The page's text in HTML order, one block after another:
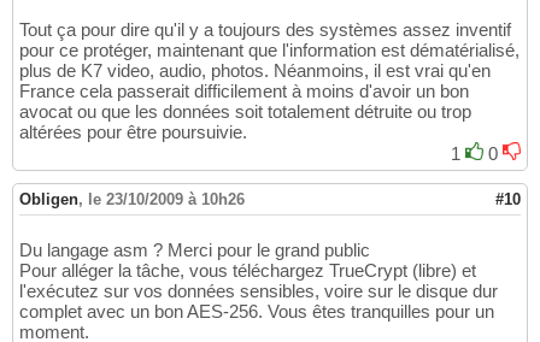
Tout ça pour dire qu'il y a toujours des systèmes assez inventif
pour ce protéger, maintenant que l'information est dématérialisé,
plus de K7 video, audio, photos. Néanmoins, il est vrai qu'en
France cela passerait difficilement à moins d'avoir un bon
avocat ou que les données soit totalement détruite ou trop
altérées pour être poursuivie.
1
0
Obligen, le 23/10/2009 à 10h26 #10
Du langage asm ? Merci pour le grand public
Pour alléger la tâche, vous téléchargez TrueCrypt (libre) et
l'exécutez sur vos données sensibles, voire sur le disque dur
complet avec un bon AES-256. Vous êtes tranquilles pour un
moment.